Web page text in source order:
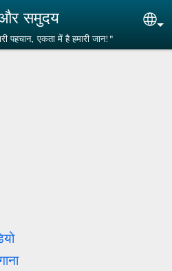
समुदय
पहचान, एकता में है हमारी जान!"